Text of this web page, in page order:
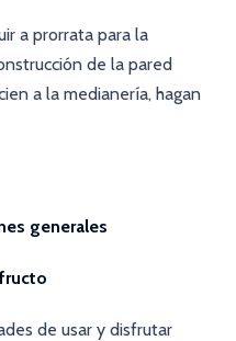
a prorrata para la
de la pared
a la medianería, hagan
generales
de usar y disfrutar